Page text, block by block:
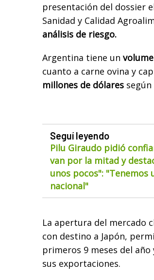
presentación del dossier
Sanidad y Calidad
análisis de riesgo.
Argentina tiene un
cuanto a carne ovina y
millones de dólares según
Seguí leyendo
Pilu Giraudo pidió
van por la mitad y
unos pocos":
nacional"
La apertura del mercado
con destino a Japón,
primeros 9 meses del
sus exportaciones.